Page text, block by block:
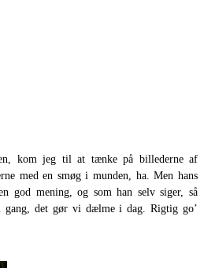
kom jeg til at tænke på billederne af
med en smøg i munden, ha. Men hans
god mening, og som han selv siger, så
gang, det gør vi dælme i dag. Rigtig go’